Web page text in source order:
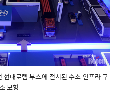
대로템 부스에 전시된 수소 인프라 구
모형